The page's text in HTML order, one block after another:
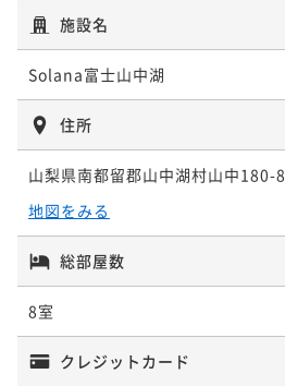
施設名
Solana富士山中湖
住所
山梨県南都留郡山中湖村山中180-8
地図をみる
総部屋数
8室
クレジットカード